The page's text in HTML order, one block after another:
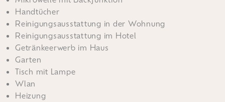
Handtücher
Reinigungsausstattung in der Wohnung
Reinigungsausstattung im Hotel
Getränkeerwerb im Haus
Garten
Tisch mit Lampe
Wlan
Heizung